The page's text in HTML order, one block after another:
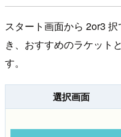
スタート画面から 2or3
き、おすすめのラケット
す。
選択画面